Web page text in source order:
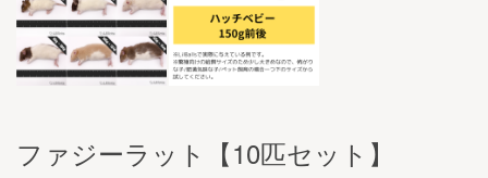
ファジーラット【10匹セット】